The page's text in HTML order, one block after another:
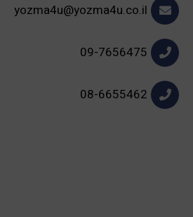
yozma4u@yozma4u.co.il
09-7656475
08-6655462